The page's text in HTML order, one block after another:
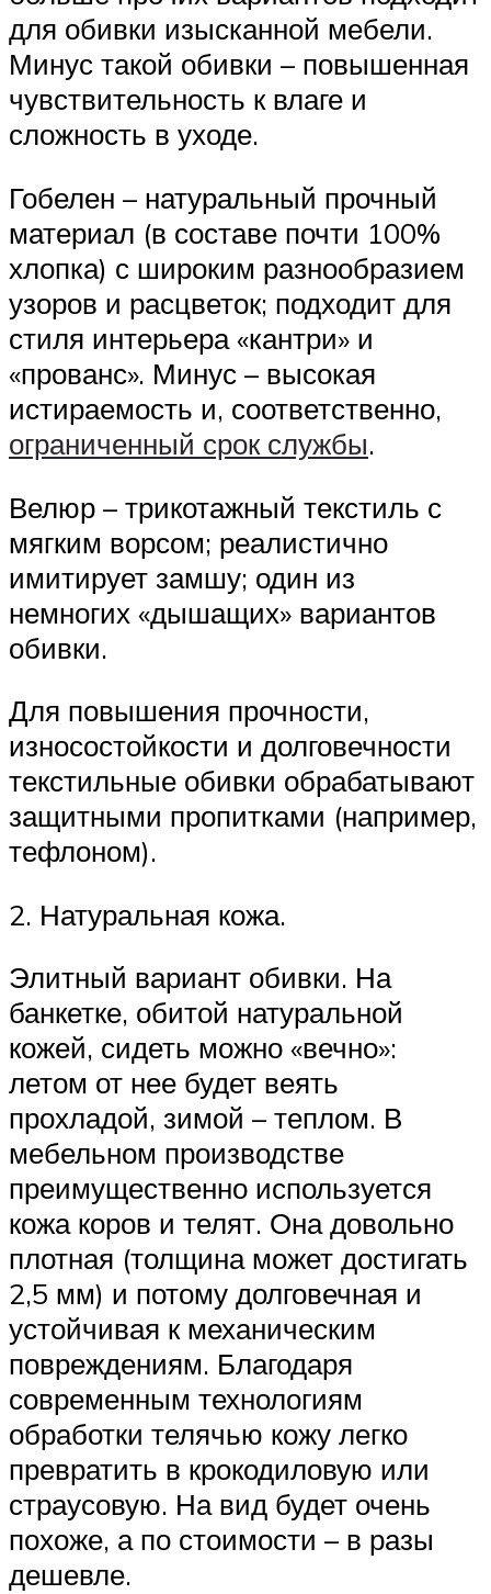
для обивки изысканной мебели.
Минус такой обивки – повышенная
чувствительность к влаге и
сложность в уходе.
Гобелен – натуральный прочный
материал (в составе почти 100%
хлопка) с широким разнообразием
узоров и расцветок; подходит для
стиля интерьера «кантри» и
«прованс». Минус – высокая
истираемость и, соответственно,
ограниченный срок службы.
Велюр – трикотажный текстиль с
мягким ворсом; реалистично
имитирует замшу; один из
немногих «дышащих» вариантов
обивки.
Для повышения прочности,
износостойкости и долговечности
текстильные обивки обрабатывают
защитными пропитками (например,
тефлоном).
2. Натуральная кожа.
Элитный вариант обивки. На
банкетке, обитой натуральной
кожей, сидеть можно «вечно»:
летом от нее будет веять
прохладой, зимой – теплом. В
мебельном производстве
преимущественно используется
кожа коров и телят. Она довольно
плотная (толщина может достигать
2,5 мм) и потому долговечная и
устойчивая к механическим
повреждениям. Благодаря
современным технологиям
обработки телячью кожу легко
превратить в крокодиловую или
страусовую. На вид будет очень
похоже, а по стоимости – в разы
дешевле.